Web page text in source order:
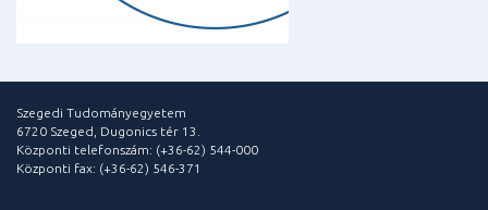
Szegedi Tudományegyetem
6720 Szeged, Dugonics tér 13.
Központi telefonszám: (+36-62) 544-000
Központi fax: (+36-62) 546-371